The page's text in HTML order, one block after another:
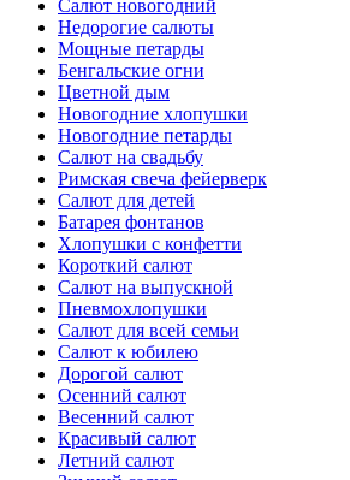
Салют новогодний
Недорогие салюты
Мощные петарды
Бенгальские огни
Цветной дым
Новогодние хлопушки
Новогодние петарды
Салют на свадьбу
Римская свеча фейерверк
Салют для детей
Батарея фонтанов
Хлопушки с конфетти
Короткий салют
Салют на выпускной
Пневмохлопушки
Салют для всей семьи
Салют к юбилею
Дорогой салют
Осенний салют
Весенний салют
Красивый салют
Летний салют